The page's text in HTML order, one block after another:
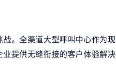
。全渠道大型呼叫中心作为现
提供无缝衔接的客户体验解决